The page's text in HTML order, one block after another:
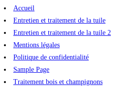
Accueil
Entretien et traitement de la tuile
Entretien et traitement de la tuile 2
Mentions légales
Politique de confidentialité
Sample Page
Traitement bois et champignons